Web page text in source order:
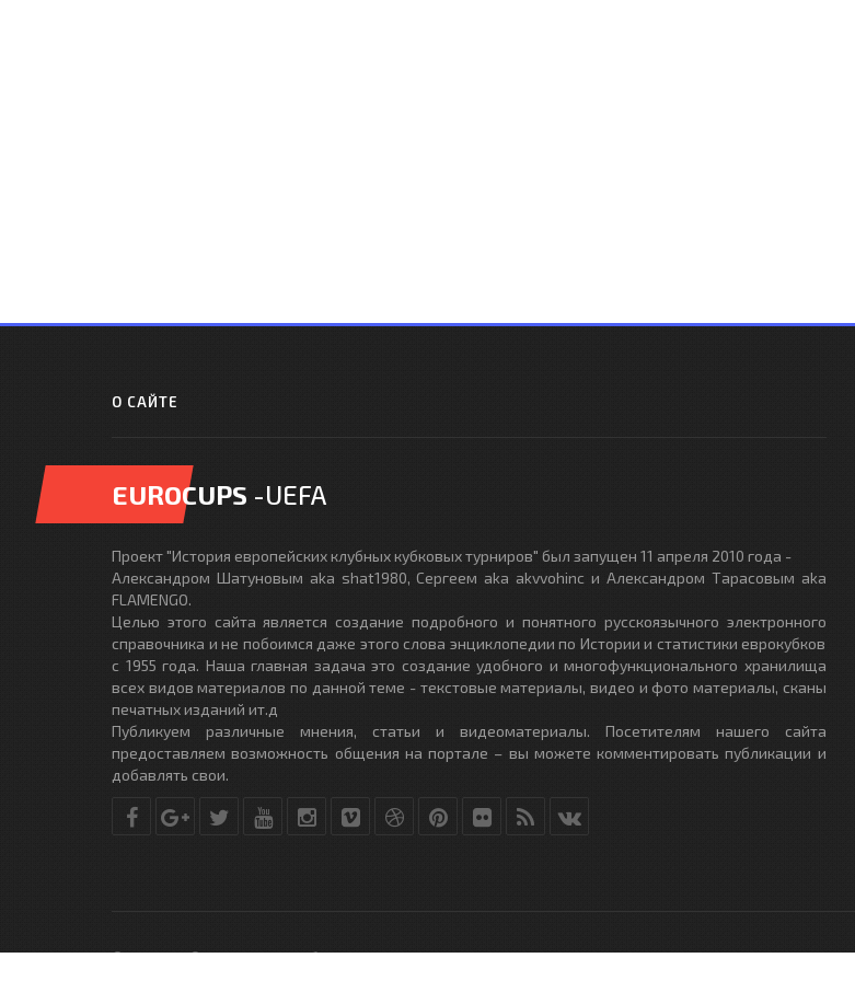
О САЙТЕ
EUROCUPS -UEFA
Проект "История европейских клубных кубковых турниров" был запущен 11 апреля 2010 года -
Александром Шатуновым aka shat1980, Сергеем aka akvvohinc и Александром Тарасовым aka
FLAMENGO.
Целью этого сайта является создание подробного и понятного русскоязычного электронного
справочника и не побоимся даже этого слова энциклопедии по Истории и статистики еврокубков
с 1955 года. Наша главная задача это создание удобного и многофункционального хранилища
всех видов материалов по данной теме - текстовые материалы, видео и фото материалы, сканы
печатных изданий ит.д
Публикуем различные мнения, статьи и видеоматериалы. Посетителям нашего сайта
предоставляем возможность общения на портале – вы можете комментировать публикации и
добавлять свои.
© Copyright © 2010-2017. Разработано студиейDLE-THEME.RU- All Rights Reserved.